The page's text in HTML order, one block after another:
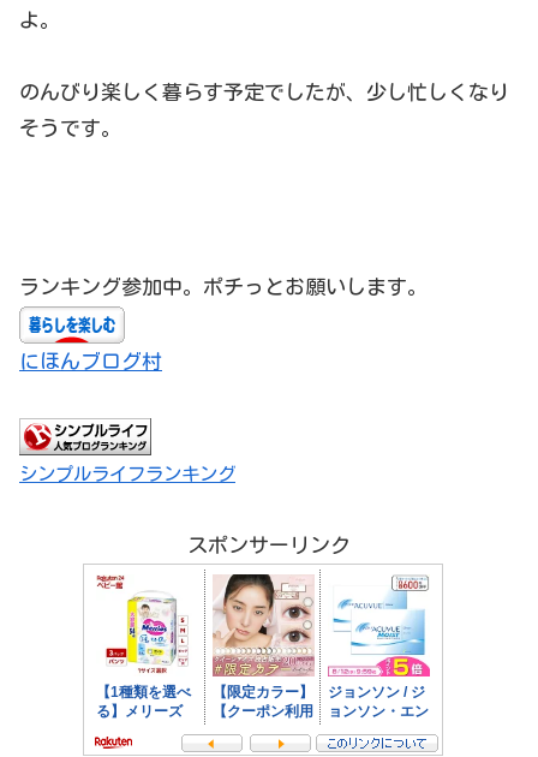
よ。
のんびり楽しく暮らす予定でしたが、少し忙しくなり
そうです。
ランキング参加中。ポチっとお願いします。
にほんブログ村
シンプルライフランキング
スポンサーリンク